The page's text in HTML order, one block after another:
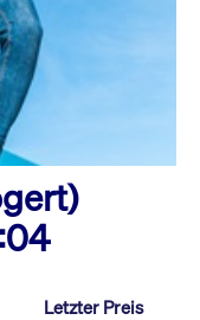
Letzter Preis